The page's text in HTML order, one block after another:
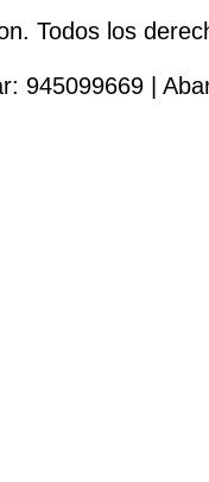
Todos los
945099669 |